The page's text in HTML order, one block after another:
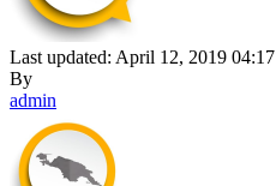
Last updated: April 12, 2019 04:17
By
admin